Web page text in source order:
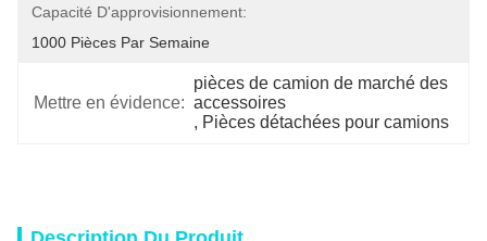
Capacité D'approvisionnement:
1000 Pièces Par Semaine
Mettre en évidence:
pièces de camion de marché des
accessoires
, Pièces détachées pour camions